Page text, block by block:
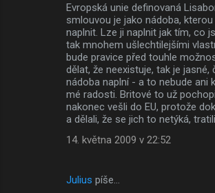
Evropská unie definovaná
smlouvou je jako nádoba,
naplnit. Lze ji naplnit jak tím, co
tak mnohem ušlechtilejšími
bude pravice před touhle
dělat, že neexistuje, tak je jasné,
nádoba naplní - a to nebude ani
mé radosti. Britové to už
nakonec vešli do EU, protože
a dělali, že se jich to netýká,
14. května 2009 v 22:52
Julius píše…